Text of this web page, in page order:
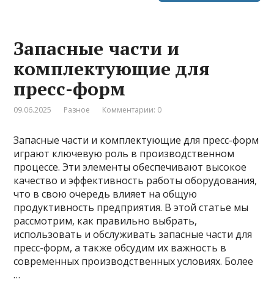
Запасные части и
комплектующие для
пресс-форм
09.06.2025 Разное Комментарии: 0
Запасные части и комплектующие для пресс-форм
играют ключевую роль в производственном
процессе. Эти элементы обеспечивают высокое
качество и эффективность работы оборудования,
что в свою очередь влияет на общую
продуктивность предприятия. В этой статье мы
рассмотрим, как правильно выбрать,
использовать и обслуживать запасные части для
пресс-форм, а также обсудим их важность в
современных производственных условиях. Более
…